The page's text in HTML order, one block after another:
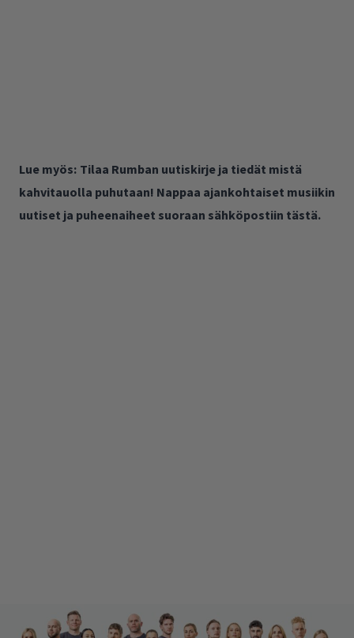
Lue myös: Tilaa Rumban uutiskirje ja tiedät mistä
kahvitauolla puhutaan! Nappaa ajankohtaiset musiikin
uutiset ja puheenaiheet suoraan sähköpostiin tästä.